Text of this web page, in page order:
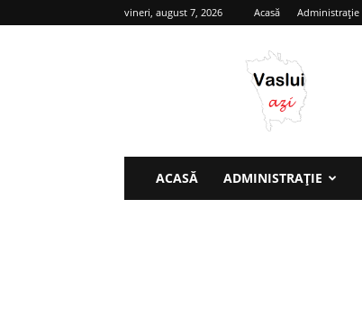
vineri, august 7, 2026 Acasă Administrație
ACASĂ ADMINISTRAȚIE